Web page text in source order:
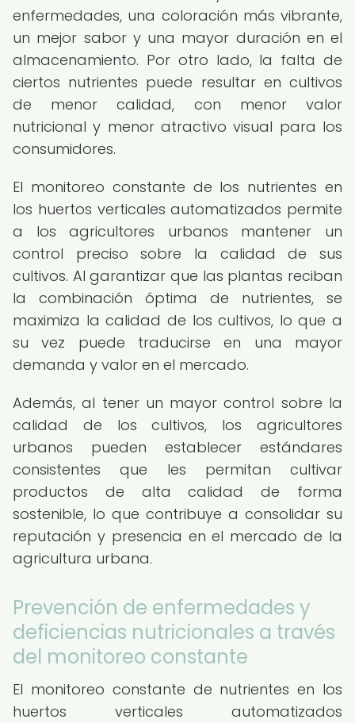
enfermedades, una coloración más vibrante,
un mejor sabor y una mayor duración en el
almacenamiento. Por otro lado, la falta de
ciertos nutrientes puede resultar en cultivos
de menor calidad, con menor valor
nutricional y menor atractivo visual para los
consumidores.
El monitoreo constante de los nutrientes en
los huertos verticales automatizados permite
a los agricultores urbanos mantener un
control preciso sobre la calidad de sus
cultivos. Al garantizar que las plantas reciban
la combinación óptima de nutrientes, se
maximiza la calidad de los cultivos, lo que a
su vez puede traducirse en una mayor
demanda y valor en el mercado.
Además, al tener un mayor control sobre la
calidad de los cultivos, los agricultores
urbanos pueden establecer estándares
consistentes que les permitan cultivar
productos de alta calidad de forma
sostenible, lo que contribuye a consolidar su
reputación y presencia en el mercado de la
agricultura urbana.
Prevención de enfermedades y
deficiencias nutricionales a través
del monitoreo constante
El monitoreo constante de nutrientes en los
huertos verticales automatizados